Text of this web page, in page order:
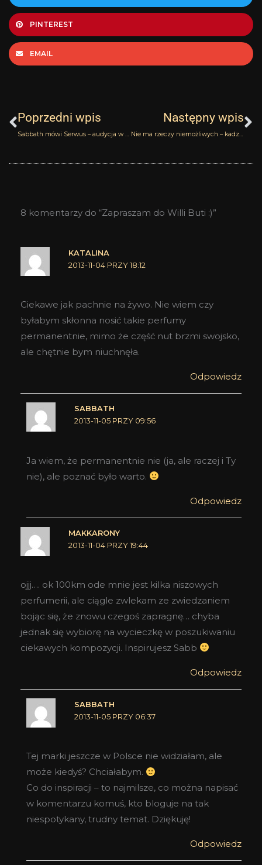
PINTEREST
EMAIL
Poprzedni wpis
Sabbath mówi Serwus – audycja w Radio Katowice
Następny wpis
Nie ma rzeczy niemożliwych – kadzidło z bananem
8 komentarzy do “Zapraszam do Willi Buti :)”
KATALINA
2013-11-04 PRZY 18:12
Ciekawe jak pachnie na żywo. Nie wiem czy
byłabym skłonna nosić takie perfumy
permanentnie, mimo że część nut brzmi swojsko,
ale chętnie bym niuchnęła.
Odpowiedz
SABBATH
2013-11-05 PRZY 09:56
Ja wiem, że permanentnie nie (ja, ale raczej i Ty
nie), ale poznać było warto.
Odpowiedz
MAKKARONY
2013-11-04 PRZY 19:44
ojjj…. ok 100km ode mnie jest kilka niszowych
perfumerii, ale ciągle zwlekam ze zwiedzaniem
bojąc się, że znowu czegoś zapragnę… chyba
jednak się wybiorę na wycieczkę w poszukiwaniu
ciekawych kompozycji. Inspirujesz Sabb
Odpowiedz
SABBATH
2013-11-05 PRZY 06:37
Tej marki jeszcze w Polsce nie widziałam, ale
może kiedyś? Chciałabym.
Co do inspiracji – to najmilsze, co można napisać
w komentarzu komuś, kto bloguje na tak
niespotykany, trudny temat. Dziękuję!
Odpowiedz